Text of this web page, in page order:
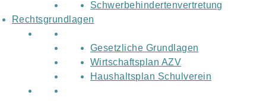
Schwerbehindertenvertretung
Rechtsgrundlagen
Gesetzliche Grundlagen
Wirtschaftsplan AZV
Haushaltsplan Schulverein